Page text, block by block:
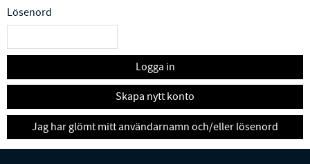
Lösenord
Logga in
Skapa nytt konto
Jag har glömt mitt användarnamn och/eller lösenord